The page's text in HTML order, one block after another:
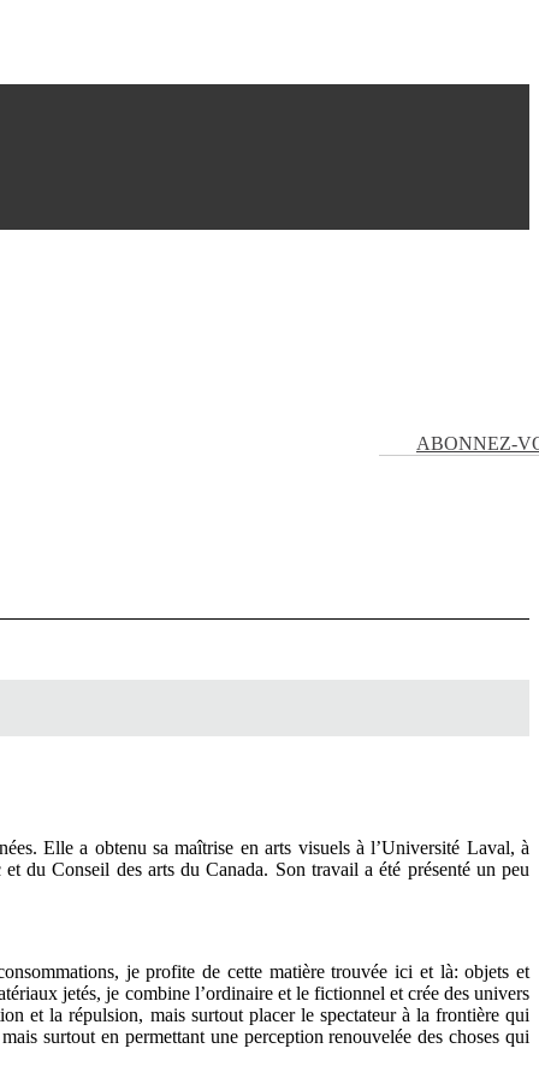
ABONNEZ-
Elle a obtenu sa maîtrise en arts visuels à l’Université Laval, à
du Conseil des arts du Canada. Son travail a été présenté un peu
je profite de cette matière trouvée ici et là: objets et
jetés, je combine l’ordinaire et le fictionnel et crée des univers
et la répulsion, mais surtout placer le spectateur à la frontière qui
surtout en permettant une perception renouvelée des choses qui